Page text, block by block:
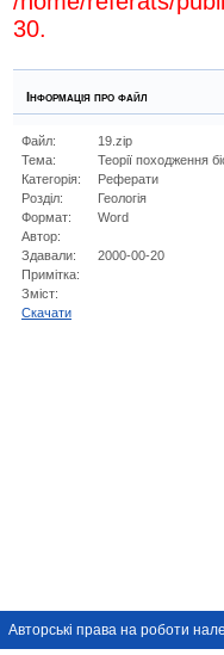
30.
Інформація про файл
Файл:
19.zip
Тема:
Теорії походження
Категорія:
Реферати
Розділ:
Геологiя
Формат:
Word
Автор:
Здавали:
2000-00-20
Примітка:
Зміст:
Cкачати
Авторськi права на роботи